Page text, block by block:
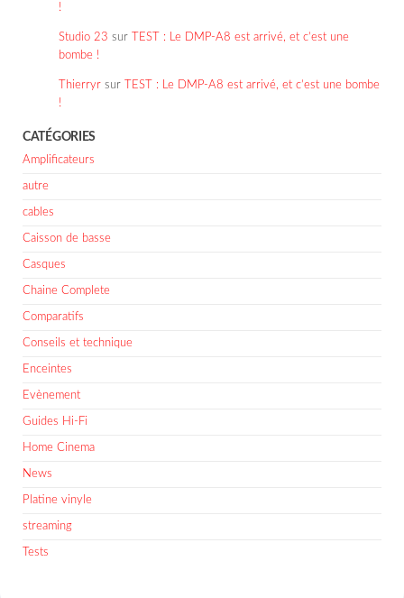
!
Studio 23 sur
TEST : Le DMP-A8 est arrivé, et c’est une
bombe !
Thierryr sur
TEST : Le DMP-A8 est arrivé, et c’est une bombe
!
CATÉGORIES
Amplificateurs
autre
cables
Caisson de basse
Casques
Chaine Complete
Comparatifs
Conseils et technique
Enceintes
Evènement
Guides Hi-Fi
Home Cinema
News
Platine vinyle
streaming
Tests